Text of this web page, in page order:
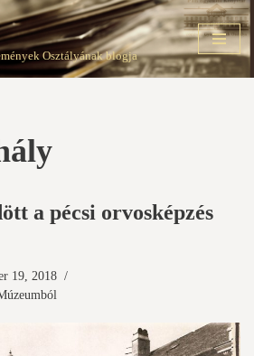
Osztályának blogja
a pécsi orvosképzés
19, 2018